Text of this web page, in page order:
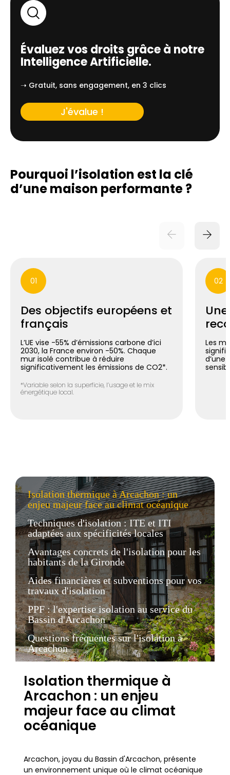
Évaluez vos droits grâce à notre
Intelligence Artificielle.
➝ Gratuit, sans engagement, en 3 clics
J'évalue !
Pourquoi l’isolation est la clé
d’unemaison performante ?
01
Des objectifs européens et
français
L’UE vise -55% d’émissions carbone d’ici
2030, la France environ -50%. Chaque
mur isolé contribue à réduire
significativement les émissions de CO2*.
*Variable selon la superficie, l’usage et le mix
énergétique local.
02
Les
d’une
Isolation thermique à Arcachon : un
enjeu majeur face au climat océanique
Techniques d'isolation : ITE et ITI
adaptées aux spécificités locales
Avantages concrets de l'isolation pour les
habitants de la Gironde
Aides financières et subventions pour vos
travaux d'isolation
PPF : l'expertise isolation au service du
Bassin d'Arcachon
Questions fréquentes sur l'isolation à
Arcachon
Isolation thermique à
Arcachon : un enjeu
majeur face au climat
océanique
Arcachon, joyau du Bassin d'Arcachon, présente
un environnement unique où le climat océanique